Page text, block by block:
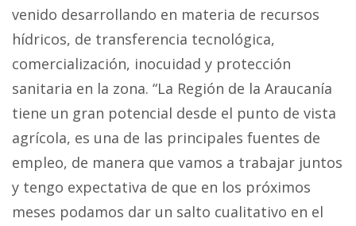
venido desarrollando en materia de recursos
hídricos, de transferencia tecnológica,
comercialización, inocuidad y protección
sanitaria en la zona. “La Región de la Araucanía
tiene un gran potencial desde el punto de vista
agrícola, es una de las principales fuentes de
empleo, de manera que vamos a trabajar juntos
y tengo expectativa de que en los próximos
meses podamos dar un salto cualitativo en el